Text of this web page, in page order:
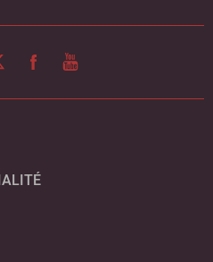
FACEBOOK
YOUTUBE